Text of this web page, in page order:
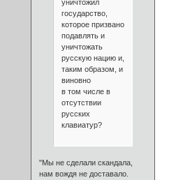
уничтожил
государство,
которое призвано
подавлять и
уничтожать
русскую нацию и,
таким образом, и
виновно
в том числе в
отсутствии
русских
клавиатур?
"Мы не сделали скандала,
нам вождя не доставало.